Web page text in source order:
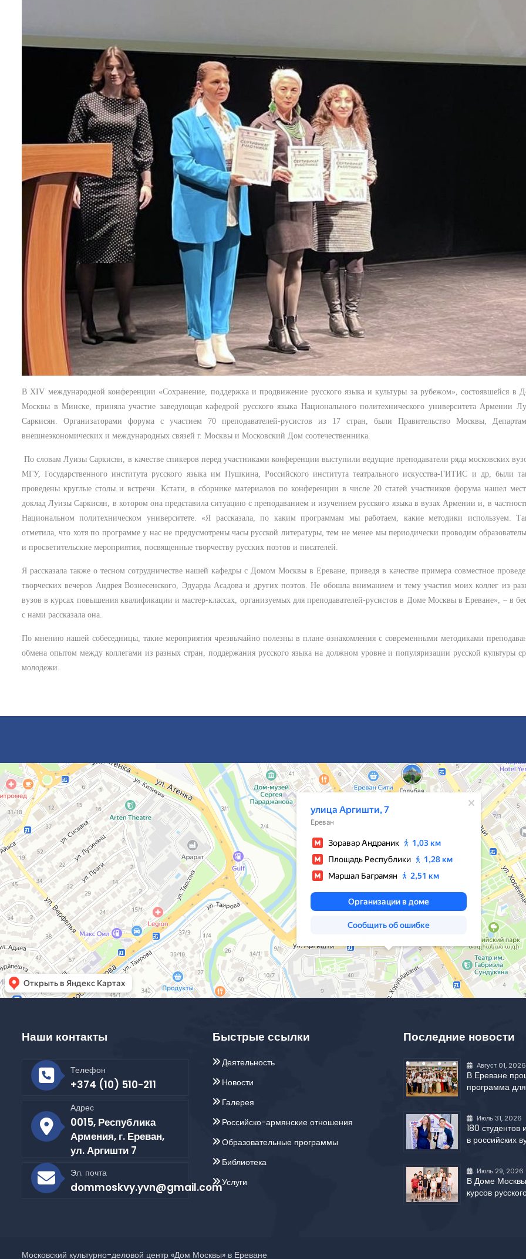
В XIV международной конференции «Сохранение, поддержка и продвижение русского языка и культуры за рубежом», состоявшейся в
Москвы в Минске, приняла участие заведующая кафедрой русского языка Национального политехнического университета Армении
Саркисян. Организаторами форума с участием 70 преподавателей-русистов из 17 стран, были Правительство Москвы,
внешнеэкономических и международных связей г. Москвы и Московский Дом соотечественника.
​По словам Луизы Саркисян, в качестве спикеров перед участниками конференции выступили ведущие преподаватели ряда московских
МГУ, Государственного института русского языка им Пушкина, Российского института театрального искусства-ГИТИС и др, были
проведены круглые столы и встречи. Кстати, в сборнике материалов по конференции в числе 20 статей участников форума нашел
доклад Луизы Саркисян, в котором она представила ситуацию с преподаванием и изучением русского языка в вузах Армении и, в
Национальном политехническом университете. «Я рассказала, по каким программам мы работаем, какие методики используем.
отметила, что хотя по программе у нас не предусмотрены часы русской литературы, тем не менее мы периодически проводим
и просветительские мероприятия, посвященные творчеству русских поэтов и писателей.
Я рассказала также о тесном сотрудничестве нашей кафедры с Домом Москвы в Ереване, приведя в качестве примера совместное
творческих вечеров Андрея Вознесенского, Эдуарда Асадова и других поэтов. Не обошла вниманием и тему участия моих коллег из
вузов в курсах повышения квалификации и мастер-классах, организуемых для преподавателей-русистов в Доме Москвы в Ереване», – в
с нами рассказала она.
​По мнению нашей собеседницы, такие мероприятия чрезвычайно полезны в плане ознакомления с современными методиками
обмена опытом между коллегами из разных стран, поддержания русского языка на должном уровне и популяризации русской культуры
молодежи.
Ереван
Улица Аргишти, 7 — Яндекс Карты
Наши контакты
Телефон
+374 (10) 510-211
Адрес
0015, Республика
Армения, г. Ереван,
ул. Аргишти 7
Эл. почта
dommoskvy.yvn@gmail.com
Быстрые ссылки
Деятельность
Новости
Галерея
Российско-армянские отношения
Образовательные программы
Библиотека
Услуги
Последние новости
Август 01, 2026
В Ереване
программа
Июль 31, 2026
180 студентов
в российских
Июль 29, 2026
В Доме
курсов
Московский культурно-деловой центр «Дом Москвы» в Ереване